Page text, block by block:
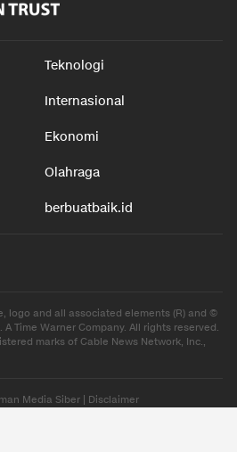
Teknologi
Internasional
Ekonomi
Olahraga
berbuatbaik.id
logo and all associated elements (R) and ©
Time Warner Company. All rights reserved.
marks of Cable News Network, Inc.,
Media Siber Disclaimer